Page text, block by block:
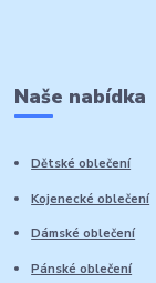
Naše nabídka
Dětské oblečení
Kojenecké oblečení
Dámské oblečení
Pánské oblečení